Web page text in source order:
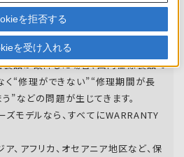
通の保証サービスを実施し
品が故障した場合、国内仕様製品で
“修理ができない”“修理期間が長
”などの問題が生じてきます。
ズモデルなら、すべてにWARRANTY
、アフリカ、オセアニア地区など、保
を拒否する
を受け入れる